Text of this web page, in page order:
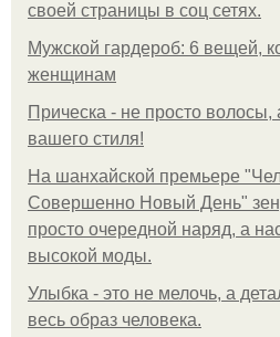
своей страницы в соц сетях.
Мужской гардероб: 6 вещей,
женщинам
Прическа - не просто
вашего стиля!
На шанхайской премьере
Совершенно Новый День"
просто очередной наряд, а
высокой моды.
Улыбка - это не мелочь, а
весь образ человека.